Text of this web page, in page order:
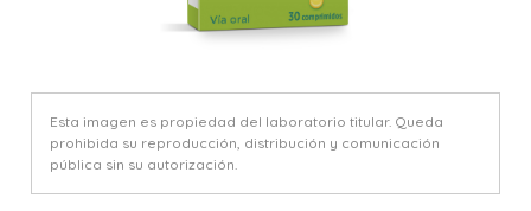
Esta imagen es propiedad del laboratorio titular. Queda
prohibida su reproducción, distribución y comunicación
pública sin su autorización.